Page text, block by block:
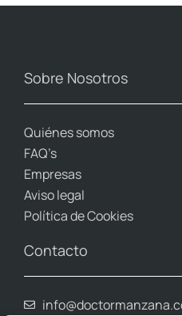
Sobre Nosotros
Quiénes somos
FAQ’s
Empresas
Aviso legal
Política de Cookies
Contacto